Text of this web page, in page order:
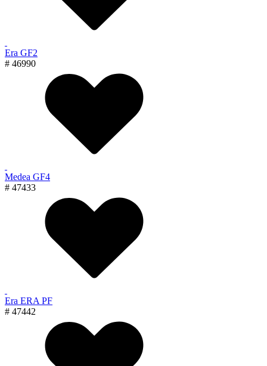
Era GF2
# 46990
Medea GF4
# 47433
Era ERA PF
# 47442